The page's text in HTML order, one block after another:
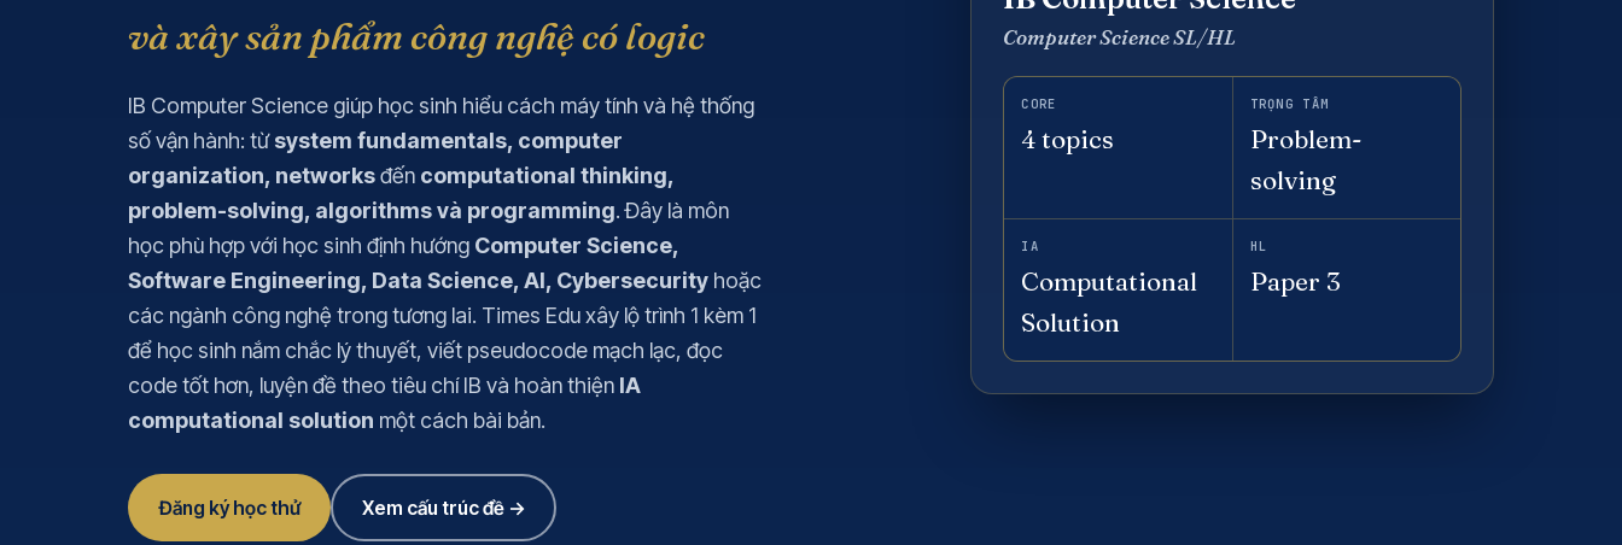
Add Math 0606
Xem tất cả 15 môn
+ 5 môn khác
và xây sản phẩm công nghệ có logic
IB Computer Science giúp học sinh hiểu cách máy tính và hệ thống
số vận hành: từsystem fundamentals, computer
organization, networksđến computational thinking,
problem-solving, algorithms và programming. Đây là môn
học phù hợp với học sinh định hướng Computer Science,
Software Engineering, Data Science, AI, Cybersecurity hoặc
các ngành công nghệ trong tương lai. Times Edu xây lộ trình 1 kèm 1
để học sinh nắm chắc lý thuyết, viết pseudocode mạch lạc, đọc
code tốt hơn, luyện đề theo tiêu chí IB và hoàn thiện IA
computational solution một cách bài bản.
Đăng ký học thử Xem cấu trúc đề →
Computer Science SL/HL
CORE
4 topics
TRỌNG TÂM
Problem-
solving
IA
Computational
Solution
HL
Paper 3